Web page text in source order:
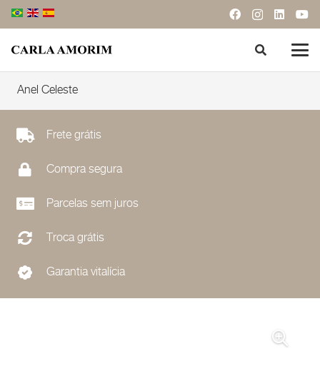
Anel Celeste
Frete grátis
Compra segura
Parcelas sem juros
Troca grátis
Garantia vitalícia